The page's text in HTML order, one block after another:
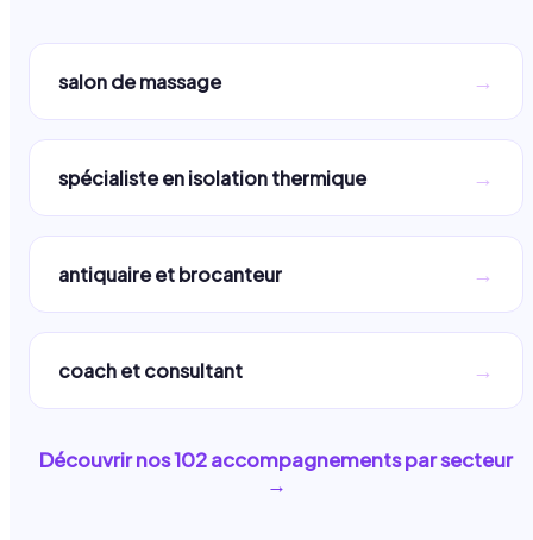
salon de massage →
spécialiste en isolation thermique →
antiquaire et brocanteur →
coach et consultant →
Découvrir nos102accompagnements par secteur
→